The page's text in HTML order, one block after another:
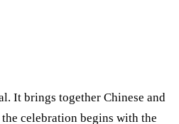
It brings together Chinese and
celebration begins with the